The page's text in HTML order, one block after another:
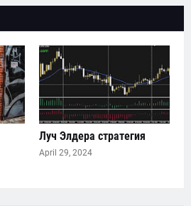
Луч Элдера стратегия
April 29, 2024